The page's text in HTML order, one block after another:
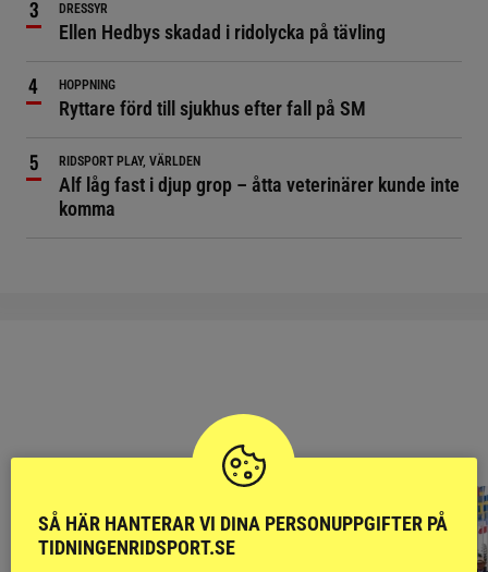
DRESSYR
Ellen Hedbys skadad i ridolycka på tävling
HOPPNING
Ryttare förd till sjukhus efter fall på SM
RIDSPORT PLAY, VÄRLDEN
Alf låg fast i djup grop – åtta veterinärer kunde inte
komma
RIDSPORT
BLOGGAR
SÅ HÄR HANTERAR VI DINA PERSONUPPGIFTER PÅ
TIDNINGENRIDSPORT.SE